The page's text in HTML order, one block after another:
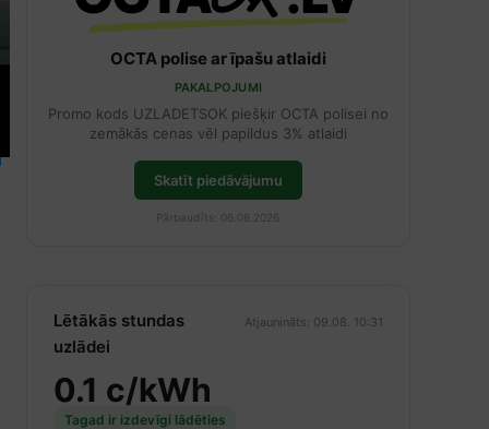
OCTA polise ar īpašu atlaidi
PAKALPOJUMI
Promo kods UZLADETSOK piešķir OCTA polisei no
zemākās cenas vēl papildus 3% atlaidi
Skatīt piedāvājumu
Pārbaudīts: 06.08.2026
Lētākās stundas
uzlādei
Atjaunināts: 09.08. 10:31
0.1 c/kWh
Tagad ir izdevīgi lādēties